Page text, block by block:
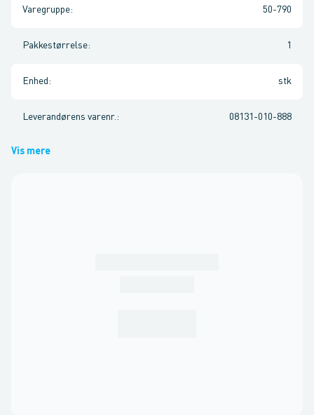
Varegruppe: 50-790
Pakkestørrelse: 1
Enhed : stk
Leverandørens varenr. : 08131-010-888
Vis mere